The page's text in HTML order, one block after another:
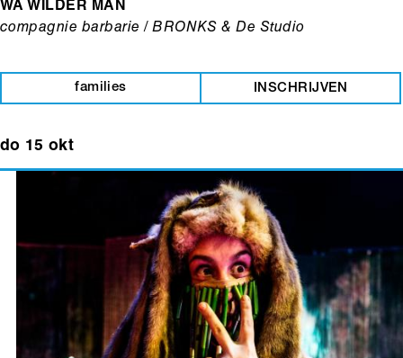
WA WILDER MAN
compagnie barbarie / BRONKS & De Studio
families INSCHRIJVEN
do 15 okt